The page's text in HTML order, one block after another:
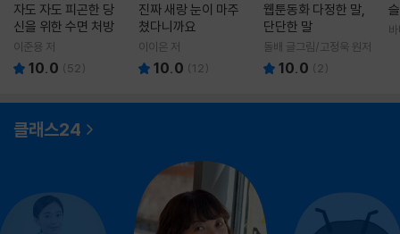
자도 자도 피곤한 당
신을 위한 수면 처방
이준용 저
10.0 (52)
진짜 새랑 눈이 마주
쳤다니까요
이이은 저
10.0 (12)
웹툰동화 다정한 말,
단단한 말
돌배 글그림/고정욱 원저
10.0 ( 2)
클래스24